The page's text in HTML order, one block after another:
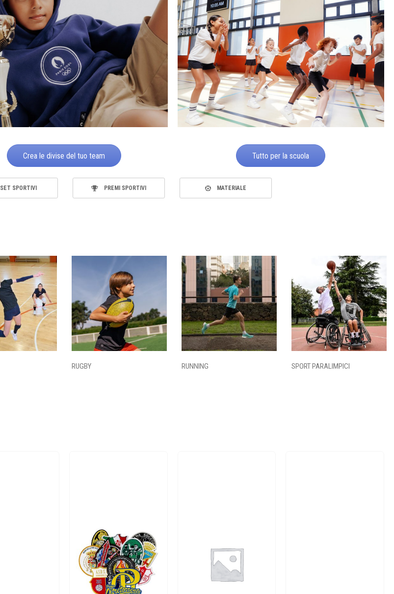
Crea le divise del tuo team Tutto per la scuola
SET SPORTIVI PREMI SPORTIVI MATERIALE
RUGBY RUNNING SPORT PARALIMPICI